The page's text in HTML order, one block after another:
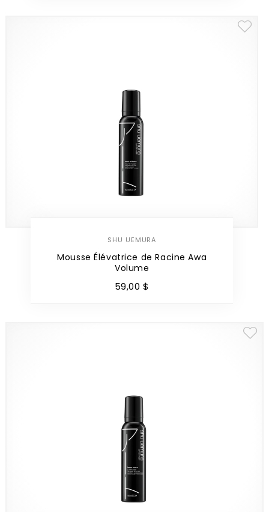
SHU UEMURA
Mousse Élévatrice de Racine Awa
Volume
59,00 $